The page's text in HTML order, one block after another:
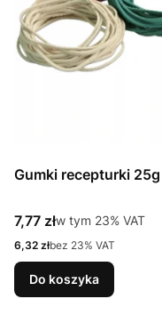
Gumki recepturki
Cena brutto
7,77 złw tym %s VAT
w tym 23% VAT
Cena netto
6,32 złbez 23% VAT
Do koszyka